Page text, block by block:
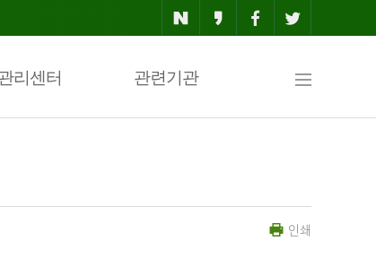
리센터 관련기관
인쇄